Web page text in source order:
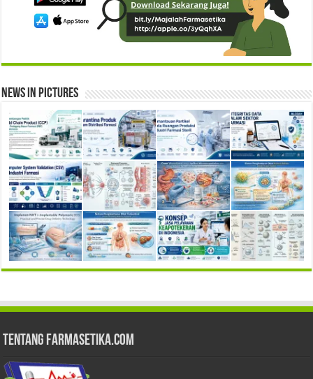
News in Pictures
Tentang Farmasetika.com